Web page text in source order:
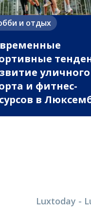
и отдых
уличного
и фитнес-
в
Luxtoday -